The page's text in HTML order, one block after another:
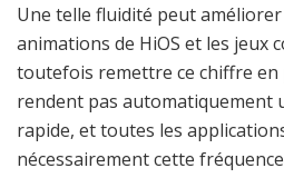
Une telle fluidité peut
animations de HiOS et les jeux
toutefois remettre ce chiffre en
rendent pas automatiquement
rapide, et toutes les
nécessairement cette